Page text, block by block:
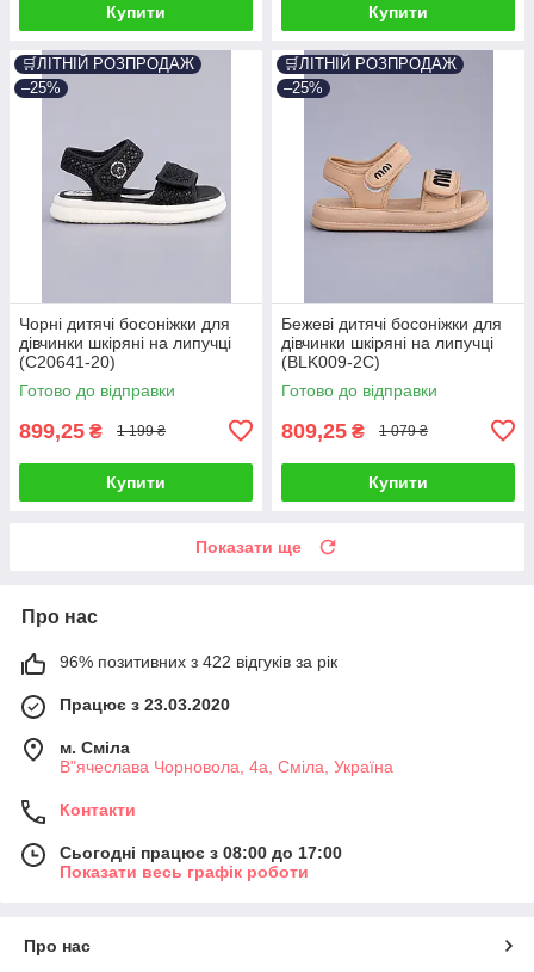
Купити Купити
🛒ЛІТНІЙ РОЗПРОДАЖ
–25%
Чорні дитячі босоніжки для
дівчинки шкіряні на липучці
(C20641-20)
Готово до відправки
899,25 ₴ 1 199 ₴
Купити
🛒ЛІТНІЙ РОЗПРОДАЖ
–25%
Бежеві дитячі босоніжки для
дівчинки шкіряні на липучці
(BLK009-2C)
Готово до відправки
809,25 ₴ 1 079 ₴
Купити
Показати ще
Про нас
96% позитивних з 422 відгуків за рік
Працює з 23.03.2020
м. Сміла
В"ячеслава Чорновола, 4а, Сміла, Україна
Контакти
Сьогодні працює з 08:00 до 17:00
Показати весь графік роботи
Про нас